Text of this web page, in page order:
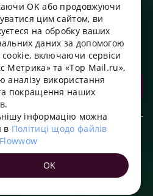
зручний чат підтримки
додаток
ENGLISH
UKRAINIAN
PORTUGUESE
SPANISH
HUNGARIAN
FRENCH
TURKISH
OK або продовжуючи
цим сайтом, ви
на обробку ваших
даних за допомогою
cookie, включаючи сервіси
Метрика» та «Top Mail.ru»,
аналізу використання
покращення наших
інформацію можна
в Політиці щодо файлів
OK